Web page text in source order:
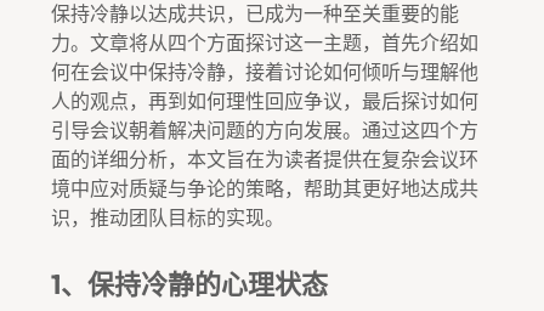
保持冷静以达成共识，已成为一种至关重要的能
力。文章将从四个方面探讨这一主题，首先介绍如
何在会议中保持冷静，接着讨论如何倾听与理解他
人的观点，再到如何理性回应争议，最后探讨如何
引导会议朝着解决问题的方向发展。通过这四个方
面的详细分析，本文旨在为读者提供在复杂会议环
境中应对质疑与争论的策略，帮助其更好地达成共
识，推动团队目标的实现。
1、保持冷静的心理状态